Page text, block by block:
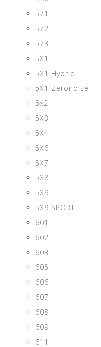
571
572
573
5X1
5X1 Hybrid
5X1 Zeronoise
5x2
5X3
5X4
5X6
5X7
5X8
5X9
5X9 SPORT
601
602
603
605
606
607
608
609
611